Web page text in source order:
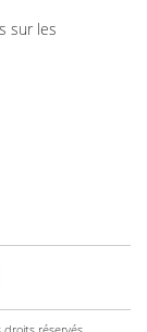
sur les